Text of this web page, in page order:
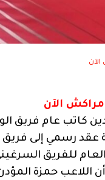
الآن
كاتب عام فريق
عقد رسمي إلى فريق
للفريق
اللاعب حمزة